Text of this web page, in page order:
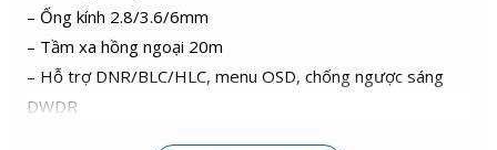
– Ống kính 2.8/3.6/6mm
– Tầm xa hồng ngoại 20m
– Hỗ trợ DNR/BLC/HLC, menu OSD, chống ngược sáng
DWDR